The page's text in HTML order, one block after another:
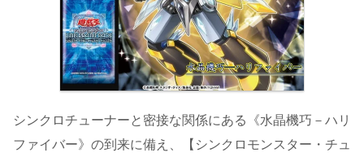
シンクロチューナーと密接な関係にある《水晶機巧－ハリ
ファイバー》の到来に備え、【シンクロモンスター・チュ